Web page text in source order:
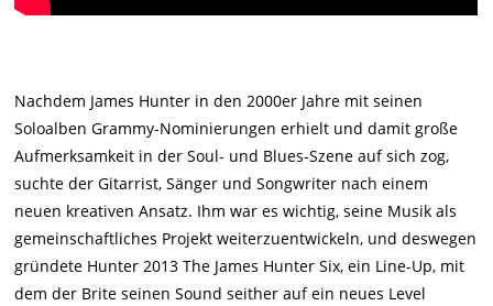
Nachdem James Hunter in den 2000er Jahre mit seinen
Soloalben Grammy-Nominierungen erhielt und damit große
Aufmerksamkeit in der Soul- und Blues-Szene auf sich zog,
suchte der Gitarrist, Sänger und Songwriter nach einem
neuen kreativen Ansatz. Ihm war es wichtig, seine Musik als
gemeinschaftliches Projekt weiterzuentwickeln, und deswegen
gründete Hunter 2013 The James Hunter Six, ein Line-Up, mit
dem der Brite seinen Sound seither auf ein neues Level